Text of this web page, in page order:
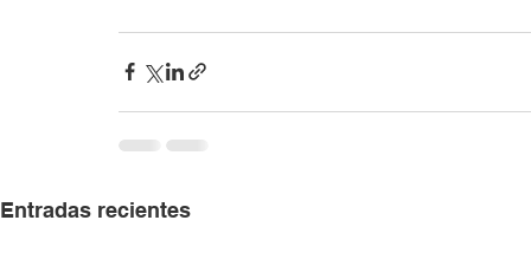
Entradas recientes